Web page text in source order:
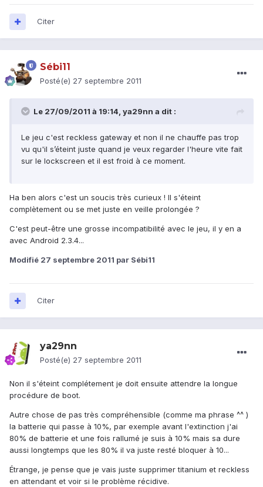
Citer
Sébi11
Posté(e) 27 septembre 2011
Le 27/09/2011 à 19:14, ya29nn a dit :
Le jeu c'est reckless gateway et non il ne chauffe pas trop
vu qu'il s’éteint juste quand je veux regarder l'heure vite fait
sur le lockscreen et il est froid à ce moment.
Ha ben alors c'est un soucis très curieux ! Il s'éteint
complètement ou se met juste en veille prolongée ?
C'est peut-être une grosse incompatibilité avec le jeu, il y en a
avec Android 2.3.4...
Modifié 27 septembre 2011 par Sébi11
Citer
ya29nn
Posté(e) 27 septembre 2011
Non il s'éteint complétement je doit ensuite attendre la longue
procédure de boot.
Autre chose de pas très compréhensible (comme ma phrase ^^ )
la batterie qui passe à 10%, par exemple avant l'extinction j'ai
80% de batterie et une fois rallumé je suis à 10% mais sa dure
aussi longtemps que les 80% il va juste resté bloquer à 10...
Étrange, je pense que je vais juste supprimer titanium et reckless
en attendant et voir si le problème récidive.